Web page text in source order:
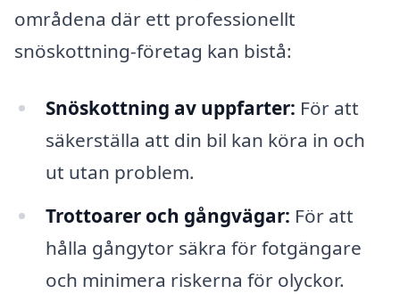
områdena där ett professionellt
snöskottning-företag kan bistå:
Snöskottning av uppfarter: För att
säkerställa att din bil kan köra in och
ut utan problem.
Trottoarer och gångvägar: För att
hålla gångytor säkra för fotgängare
och minimera riskerna för olyckor.